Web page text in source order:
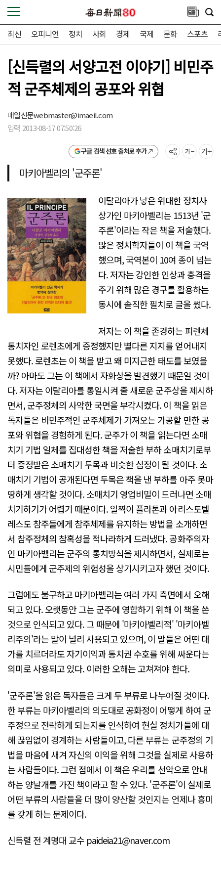
최신 오피니언 정치 사회 경제 국제 문화 스포츠
[신득렬의 서양고전 이야기] 비민주
적 군주체제의 공포와 위협
매일신문webmaster@imaeil.com
입력 2013-08-17 07:50:26
구글 검색 선호 출처로 추가
마키아벨리의 '군주론'
이탈리아가 낳은 위대한 정치사
상가인 마키아벨리는 1513년 '군
주론'이라는 작은 책을 저술했다.
많은 정치학자들이 이 책을 국역
했으며, 국역본이 10여 종이 넘는
다. 저자는 강인한 인상과 충격을
주기 위해 많은 경구를 활용하는
동시에 솔직한 필치로 글을 썼다.
저자는 이 책을 존경하는 피렌체
통치자인 로렌초에게 증정했지만 별다른 지지를 얻어내지
못했다. 로렌초는 이 책을 받고 왜 미지근한 태도를 보였을
까? 아마도 그는 이 책에서 자화상을 발견했기 때문일 것이
다. 저자는 이탈리아를 통일시켜 줄 새로운 군주상을 제시하
면서, 군주정체의 사악한 국면을 부각시켰다. 이 책을 읽은
독자들은 비민주적인 군주체제가 가져오는 가공할 만한 공
포와 위협을 경험하게 된다. 군주가 이 책을 읽는다면 소매
치기 기법 일체를 집대성한 책을 저술한 부하 소매치기로부
터 증정받은 소매치기 두목과 비슷한 심정이 될 것이다. 소
매치기 기법이 공개된다면 두목은 책을 낸 부하를 아주 못마
땅하게 생각할 것이다. 소매치기 영업비밀이 드러나면 소매
치기하기가 어렵기 때문이다. 일찍이 플라톤과 아리스토텔
레스도 참주들에게 참주체제를 유지하는 방법을 소개하면
서 참주정체의 참혹성을 적나라하게 드러냈다. 공화주의자
인 마키아벨리는 군주의 통치방식을 제시하면서, 실제로는
시민들에게 군주제의 위험성을 상기시키고자 했던 것이다.
그럼에도 불구하고 마키아벨리는 여러 가지 측면에서 오해
되고 있다. 오랫동안 그는 군주에 영합하기 위해 이 책을 쓴
것으로 인식되고 있다. 그 때문에 '마키아벨리적' '마키아벨
리주의'라는 말이 널리 사용되고 있으며, 이 말들은 어떤 대
가를 치르더라도 자기이익과 통치권 수호를 위해 싸운다는
의미로 사용되고 있다. 이러한 오해는 고쳐져야 한다.
'군주론'을 읽은 독자들은 크게 두 부류로 나누어질 것이다.
한 부류는 마키아벨리의 의도대로 공화정이 어떻게 하여 군
주정으로 전락하게 되는지를 인식하여 현실 정치가들에 대
해 끊임없이 경계하는 사람들이고, 다른 부류는 군주정의 기
법을 마음에 새겨 자신의 이익을 위해 그것을 실제로 사용하
는 사람들이다. 그런 점에서 이 책은 우리를 선악으로 안내
하는 양날개를 가진 책이라고 할 수 있다. '군주론'이 실제로
어떤 부류의 사람들을 더 많이 양산할 것인지는 언제나 흥미
를 갖게 하는 문제이다.
신득렬 전 계명대 교수 paideia21@naver.com